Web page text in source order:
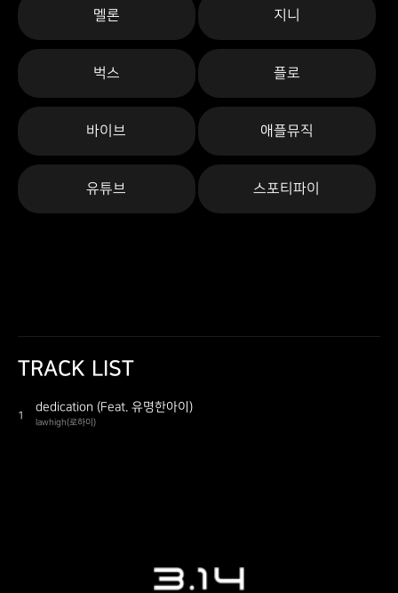
멜론 지니
벅스 플로
바이브 애플뮤직
유튜브 스포티파이
TRACK LIST
1
dedication (Feat. 유명한아이)
lawhigh(로하이)